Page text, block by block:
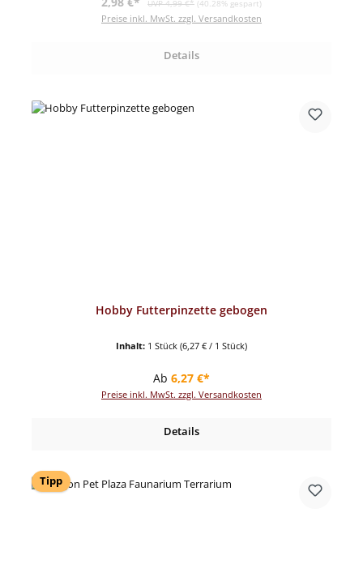
UVP 4,99 €* (40.28% gespart)
Preise inkl. MwSt. zzgl. Versandkosten
Details
Hobby Futterpinzette gebogen
Inhalt: 1 Stück (6,27 € / 1 Stück)
Regulärer Preis:
Ab 6,27 €*
Preise inkl. MwSt. zzgl. Versandkosten
Details
Tipp